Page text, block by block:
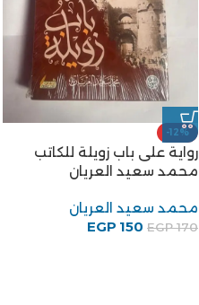
-12%
رواية أبو دولامة مضحك
الخليفة للكاتب على احمد
علي أحمد باكثير